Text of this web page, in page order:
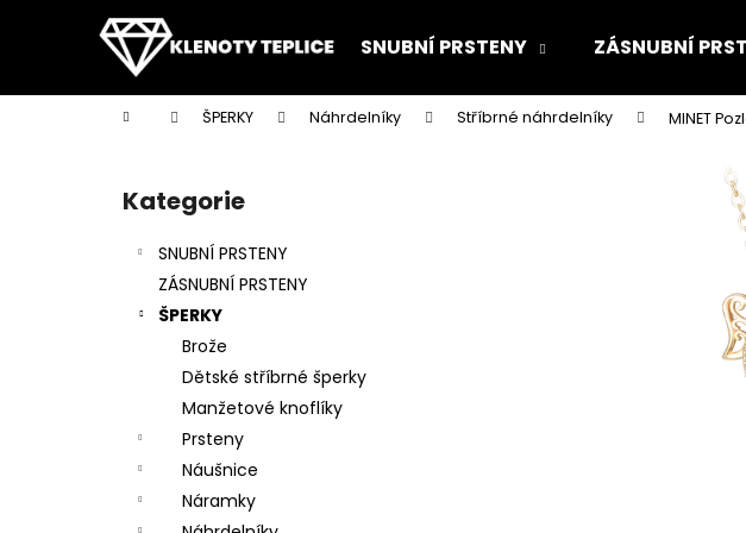
SNUBNÍ PRSTENY ZÁSNUBNÍ
Domů ŠPERKY Náhrdelníky Stříbrné náhrdelníky MINET
Přeskočit
kategorie
Kategorie
SNUBNÍ PRSTENY
ZÁSNUBNÍ PRSTENY
ŠPERKY
Brože
Dětské stříbrné šperky
Manžetové knoflíky
Prsteny
Náušnice
Náramky
í
Zpět
do
Zpět
do
Co